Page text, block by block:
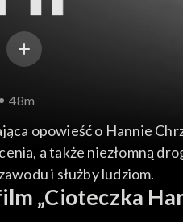
48m
opowieść o Hannie
a także niezłomną
i służby ludziom.
„Cioteczka